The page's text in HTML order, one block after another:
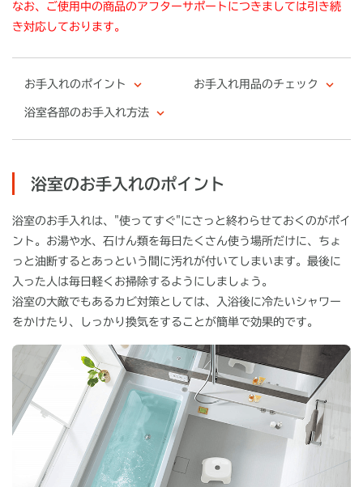
なお、ご使用中の商品のアフターサポートにつきましては引き続
き対応しております。
お手入れのポイント お手入れ用品のチェック
浴室各部のお手入れ方法
浴室のお手入れのポイント
浴室のお手入れは、"使ってすぐ"にさっと終わらせておくのがポイ
ント。お湯や水、石けん類を毎日たくさん使う場所だけに、ちょ
っと油断するとあっという間に汚れが付いてしまいます。最後に
入った人は毎日軽くお掃除するようにしましょう。
浴室の大敵でもあるカビ対策としては、入浴後に冷たいシャワー
をかけたり、しっかり換気をすることが簡単で効果的です。